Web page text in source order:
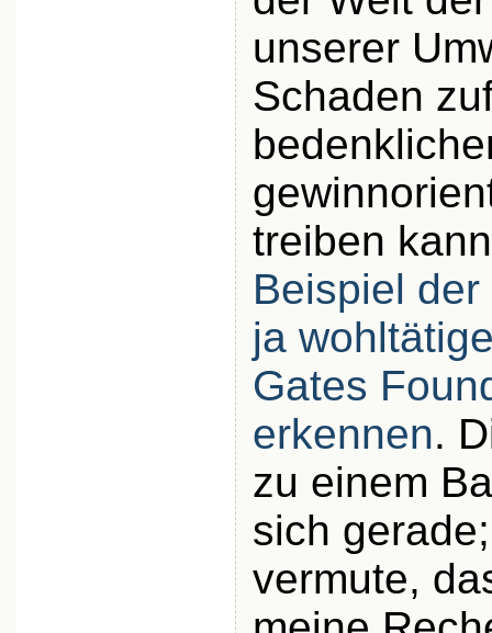
unserer
Schaden
treiben
Beispiel
ja
Gates
erkennen.
zu einem
sich
vermute,